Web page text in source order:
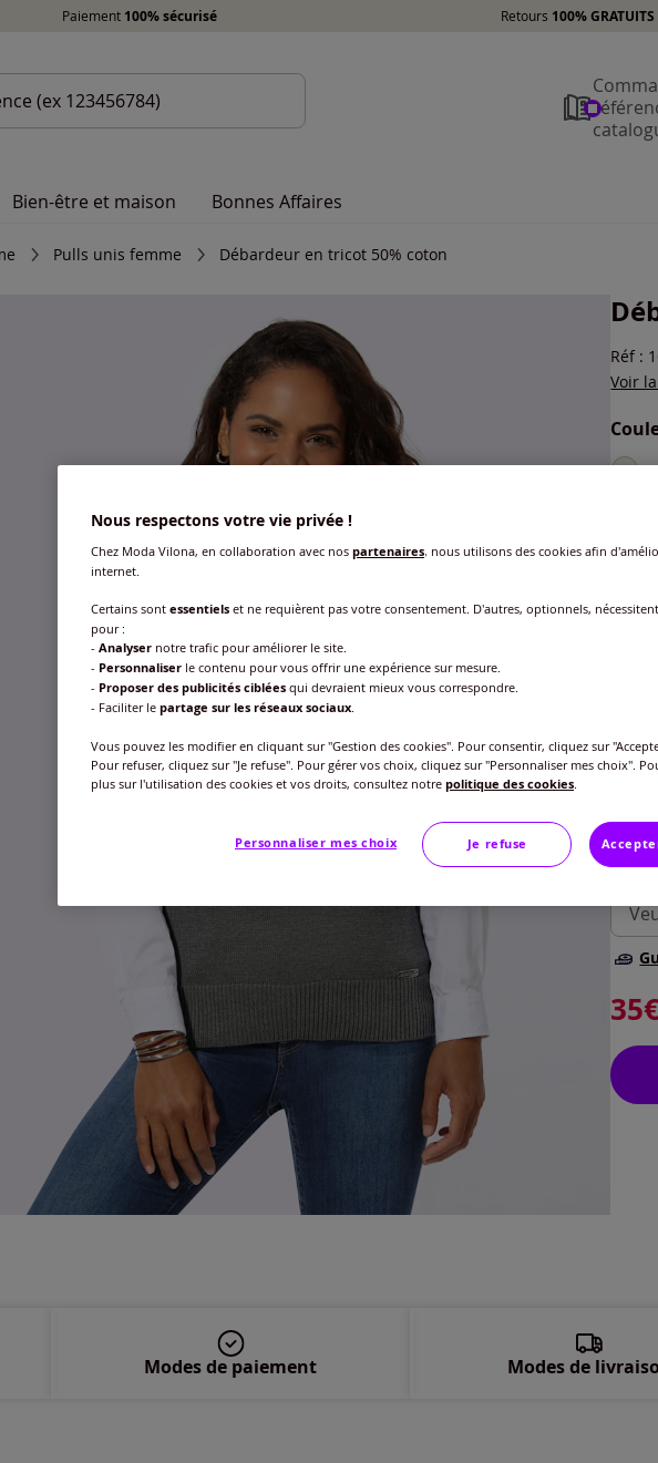
Paiement 100% sécurisé Retours 100%
Bien-être et maison Bonnes Affaires
Pulls unis femme Débardeur en tricot 50% coton
Réf :
Voir
+ 7
38
40 -
35
Modes de paiement Modes de
Nous respectons votre vie privée !
Chez Moda Vilona, en collaboration avec nos partenaires, nous utilisons des cookies afin
internet.
Certains sont essentiels et ne requièrent pas votre consentement. D'autres, optionnels,
pour :
- Analyser notre trafic pour améliorer le site.
- Personnaliser le contenu pour vous offrir une expérience sur mesure.
- Proposer des publicités ciblées qui devraient mieux vous correspondre.
- Faciliter le partage sur les réseaux sociaux
Vous pouvez les modifier en cliquant sur "Gestion des cookies". Pour consentir, cliquez sur
Pour refuser, cliquez sur "Je refuse". Pour gérer vos choix, cliquez sur "Personnaliser mes choix".
plus sur l'utilisation des cookies et vos droits, consultez notre politique des cookies
Personnaliser mes choix Je refuse